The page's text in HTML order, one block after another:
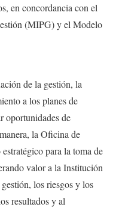
en concordancia con el
(MIPG) y el Modelo
de la gestión, la
a los planes de
oportunidades de
la Oficina de
para la toma de
valor a la Institución
los riesgos y los
resultados y al